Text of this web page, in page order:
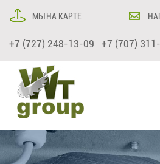
МЫ НА КАРТЕ
+7 (727) 248-13-09 +7 (707)